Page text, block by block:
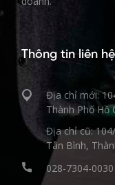
Thông tin liên hệ
Địa chỉ mới:
Thành Phố Hồ
Địa chỉ cũ:
Tân Bình,
028-7304-0030